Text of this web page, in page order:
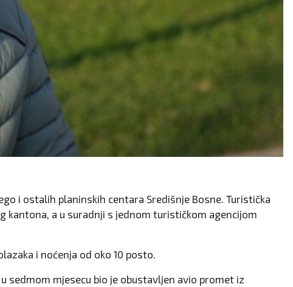
i ostalih planinskih centara Središnje Bosne. Turistička
kantona, a u suradnji s jednom turističkom agencijom
i noćenja od oko 10 posto.
sedmom mjesecu bio je obustavljen avio promet iz